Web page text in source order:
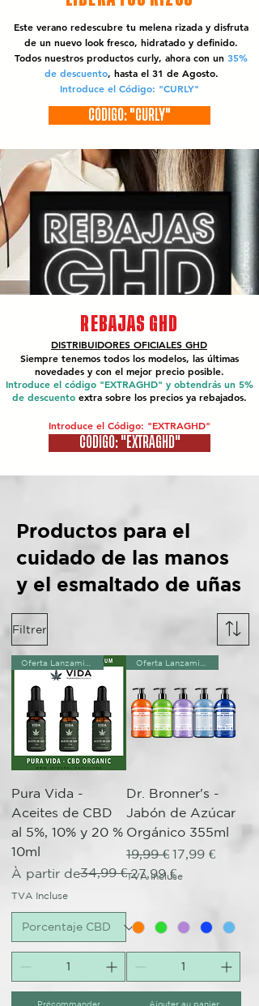
Este verano redescubre tu melena rizada y disfruta
de un nuevo look fresco, hidratado y definido.
Todos nuestros productos curly, ahora con un 35%
de descuento, hasta el 31 de Agosto.
Introduce el Código: "CURLY"
CÓDIGO: "CURLY"
REBAJAS GHD
DISTRIBUIDORES OFICIALES GHD
Siempre tenemos todos los modelos, las últimas
novedades y con el mejor precio posible.
Introduce el código "EXTRAGHD" y obtendrás un 5%
de descuento extra sobre los precios ya rebajados.
Introduce el Código: "EXTRAGHD"
CÓDIGO: "EXTRAGHD"
Productos para el
cuidado de las manos
y el esmaltado de uñas
Filtrer
Pura Vida -
Aceites de CBD
al 5%, 10% y 20 %
10ml
À partir de
Prix original34,99 € 27,99 €
Prix promotionnel
TVA Incluse
Précommander
Dr. Bronner's -
Jabón de Azúcar
Orgánico 355ml
Prix original
19,99 € Prix
17,99 €
TVA Incluse
Ajouter au panier